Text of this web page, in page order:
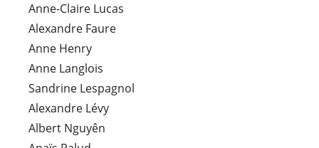
Anne-Claire Lucas
Alexandre Faure
Anne Henry
Anne Langlois
Sandrine Lespagnol
Alexandre Lévy
Albert Nguyên